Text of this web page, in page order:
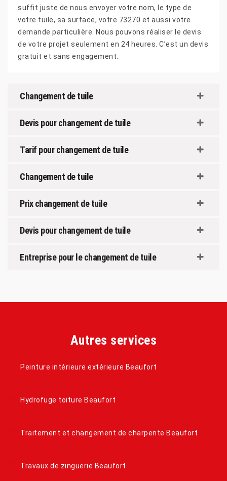
suffit juste de nous envoyer votre nom, le type de
votre tuile, sa surface, votre 73270 et aussi votre
demande particulière. Nous pouvons réaliser le devis
de votre projet seulement en 24 heures. C’est un devis
gratuit et sans engagement.
Changement de tuile
Devis pour changement de tuile
Tarif pour changement de tuile
Changement de tuile
Prix changement de tuile
Devis pour changement de tuile
Entreprise pour le changement de tuile
Autres services
Peinture intérieure extérieure Beaufort
Hydrofuge toiture Beaufort
Traitement et changement de charpente Beaufort
Travaux de zinguerie Beaufort